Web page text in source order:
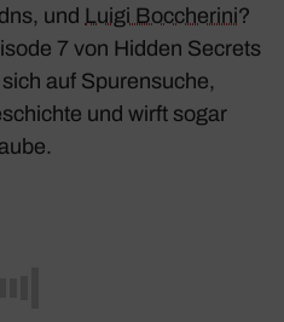
und Luigi Bocche­rini?
7 von Hidden Secrets
auf Spuren­suche,
und wirft sogar
.